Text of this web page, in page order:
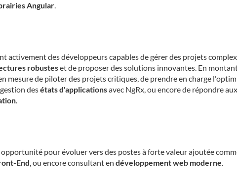
Angular.
activement des développeurs capables de gérer des projets
robusteset de proposer des solutions innovantes. En
mesure de piloter des projets critiques, de prendre en charge
gestion desétats d'applicationsavec NgRx, ou encore de répondre aux
.
pour évoluer vers des postes à forte valeur ajoutée
End, ou encore consultant en développement web moderne.